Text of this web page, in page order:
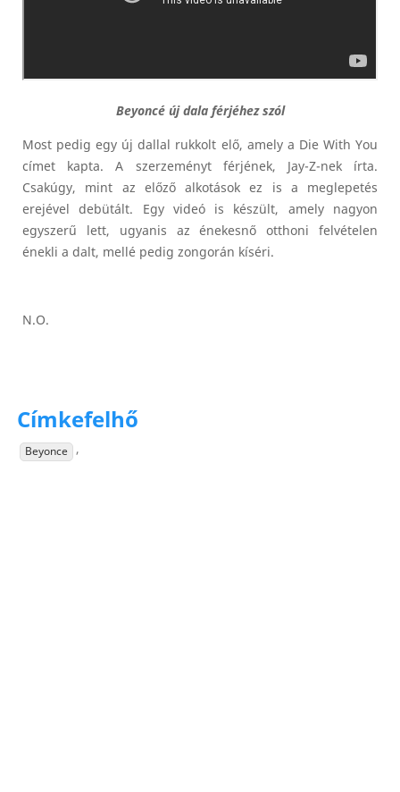
Beyoncé új dala férjéhez szól
Most pedig egy új dallal rukkolt elő, amely a Die With You
címet kapta. A szerzeményt férjének, Jay-Z-nek írta.
Csakúgy, mint az előző alkotások ez is a meglepetés
erejével debütált. Egy videó is készült, amely nagyon
egyszerű lett, ugyanis az énekesnő otthoni felvételen
énekli a dalt, mellé pedig zongorán kíséri.
N.O.
Címkefelhő
Beyonce ,